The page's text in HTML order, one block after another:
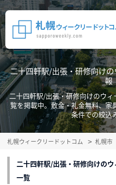
二十四軒駅/出張・研修向け
報
二十四軒駅/出張・研修向けのウ
覧を掲載中。敷金・礼金無料、
条件での絞込
札幌ウィークリードットコム 札幌市
二十四軒駅/出張・研修向けの
一覧